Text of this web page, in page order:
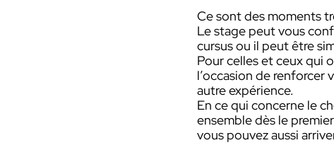
Ce sont des moments
Le stage peut vous
cursus ou il peut être
Pour celles et ceux qui
l’occasion de renforcer
autre expérience.
En ce qui concerne le
ensemble dès le
vous pouvez aussi